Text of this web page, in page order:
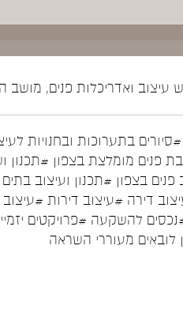
ואדריכלות פנים, מושב הבונים, ט: 04-
#סיורים בתערוכות ובחנויות
פנים מומלצת בצפון #תכנון
פנים בצפון #תכנון ועיצוב
דירה #עיצוב דירות
להשקעה #פרויקטים
לובאים מעוררי השראה